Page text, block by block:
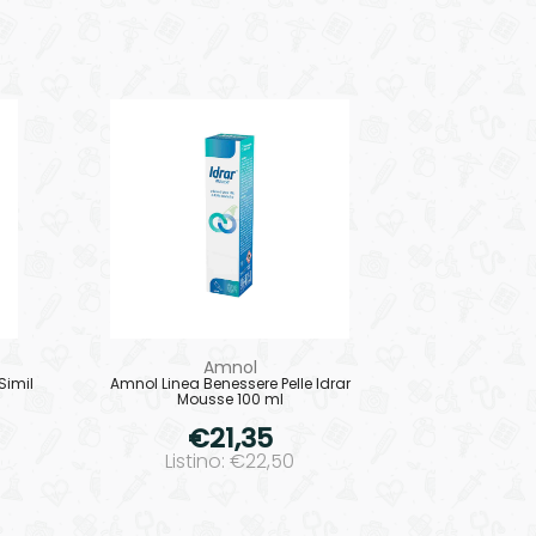
Amnol
Amnol Linea Benessere Pelle Idrar
Mousse 100 ml
€21,35
Listino: €22,50